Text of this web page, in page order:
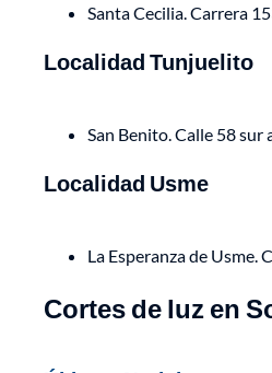
Santa Cecilia. Carrera
Localidad Tunjuelito
San Benito. Calle 58 sur
Localidad Usme
La Esperanza de Usme.
Cortes de luz en